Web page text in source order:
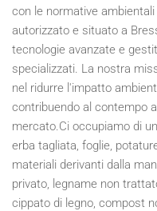
con le normative
autorizzato e situato a
tecnologie avanzate e
specializzati. La nostra
nel ridurre l'impatto
contribuendo al contempo
mercato.Ci occupiamo di
erba tagliata, foglie,
materiali derivanti dalla
privato, legname non
cippato di legno, compost